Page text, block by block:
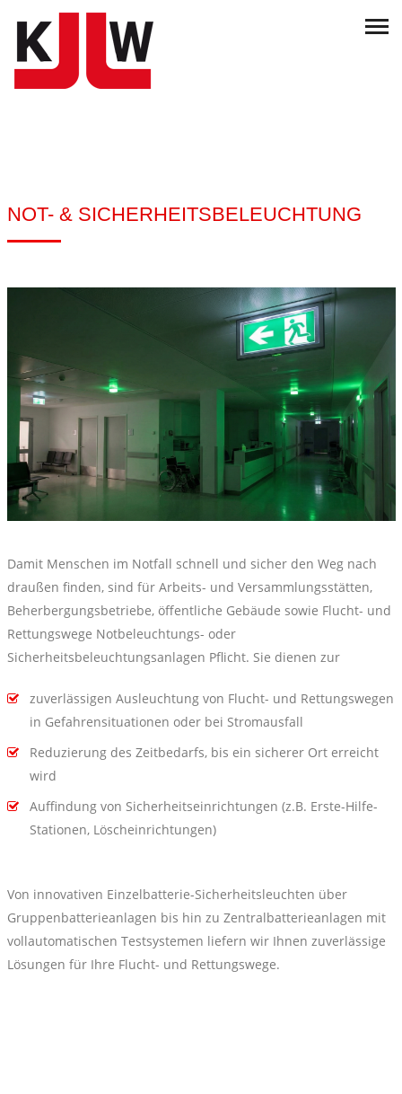
NOT- & SICHERHEITSBELEUCHTUNG
Damit Menschen im Notfall schnell und sicher den Weg nach
draußen finden, sind für Arbeits- und Versammlungsstätten,
Beherbergungsbetriebe, öffentliche Gebäude sowie Flucht- und
Rettungswege Notbeleuchtungs- oder
Sicherheitsbeleuchtungsanlagen Pflicht. Sie dienen zur
zuverlässigen Ausleuchtung von Flucht- und Rettungswegen
in Gefahrensituationen oder bei Stromausfall
Reduzierung des Zeitbedarfs, bis ein sicherer Ort erreicht
wird
Auffindung von Sicherheitseinrichtungen (z.B. Erste-Hilfe-
Stationen, Löscheinrichtungen)
Von innovativen Einzelbatterie-Sicherheitsleuchten über
Gruppenbatterieanlagen bis hin zu Zentralbatterieanlagen mit
vollautomatischen Testsystemen liefern wir Ihnen zuverlässige
Lösungen für Ihre Flucht- und Rettungswege.